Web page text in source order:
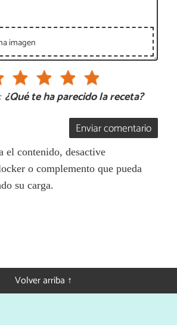
imagen
¿Qué te ha parecido la receta?
Enviar comentario
el contenido, desactive
o complemento que pueda
su carga.
Volver arriba ↑